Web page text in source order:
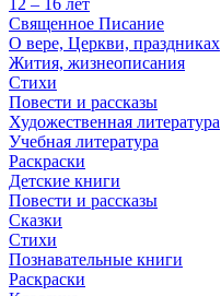
12 – 16 лет
Священное Писание
О вере, Церкви, праздниках
Жития, жизнеописания
Стихи
Повести и рассказы
Художественная литература
Учебная литература
Раскраски
Детские книги
Повести и рассказы
Сказки
Стихи
Познавательные книги
Раскраски